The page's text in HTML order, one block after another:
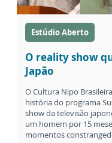
Estúdio Aberto
O reality show
Japão
O Cultura Nipo
história do programa
show da televisão
um homem por 15
momentos